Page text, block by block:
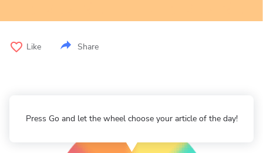
Like Share
Press Go and let the wheel choose your article of the day!